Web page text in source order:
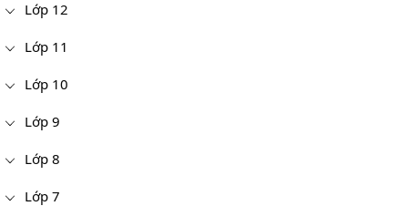
Lớp 12
Lớp 11
Lớp 10
Lớp 9
Lớp 8
Lớp 7